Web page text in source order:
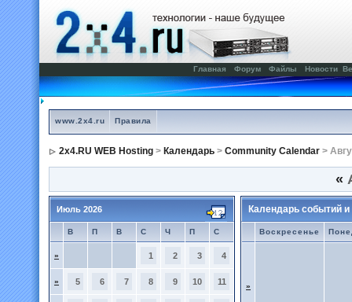
Главная Форум Файлы Новости
www.2x4.ru Правила
2x4.RU WEB Hosting > Календарь > Community Calendar >
«
Июль 2026
В П В С Ч П С
» 1 2 3 4
» 5 6 7 8 9 10 11
Календарь событий
Воскресенье
»